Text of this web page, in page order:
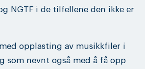
NGTF i de tilfellene den ikke er
opplasting av musikkfiler i
som nevnt også med å få opp